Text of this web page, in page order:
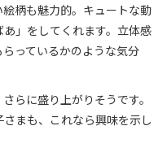
柄も魅力的。キュートな動
」をしてくれます。立体感
っているかのような気分
らに盛り上がりそうです。
まも、これなら興味を示し